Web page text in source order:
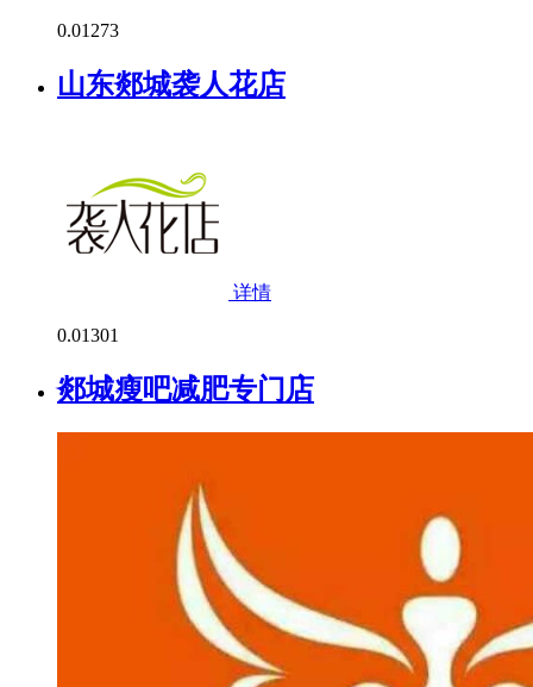
0.01273
山东郯城袭人花店
详情
0.01301
郯城瘦吧减肥专门店